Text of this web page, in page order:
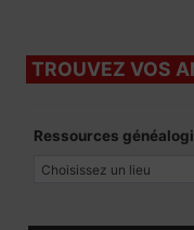
TROUVEZ VOS
Ressources